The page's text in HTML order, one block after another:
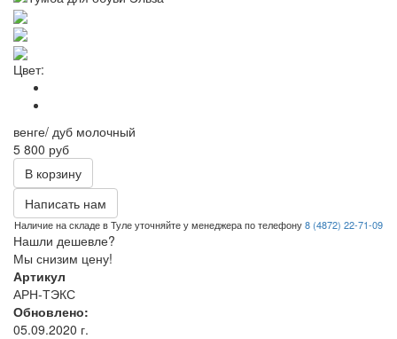
Цвет:
венге/ дуб молочный
5 800 руб
В корзину
Написать нам
Наличие на складе в Туле уточняйте у менеджера по телефону8 (4872) 22-71-09
Нашли дешевле?
Мы снизим цену!
Артикул
АРН-ТЭКС
Обновлено:
05.09.2020 г.